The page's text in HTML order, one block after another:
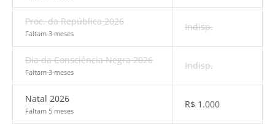
Proc. da República 2026
Faltam 3 meses
Indisp.
Dia da Consciência Negra 2026
Faltam 3 meses
Indisp.
Natal 2026
Faltam 5 meses
R$ 1.000